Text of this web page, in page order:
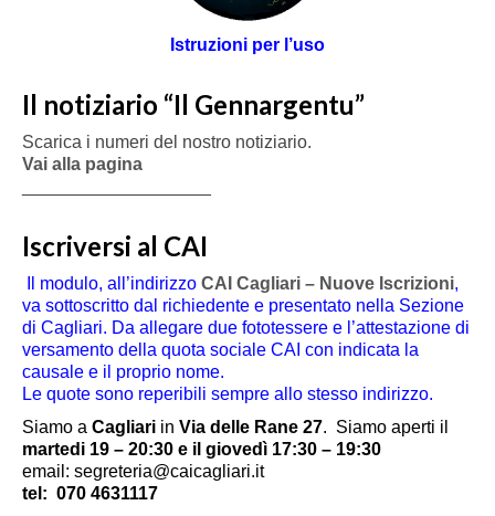
Istruzioni per l’uso
Il notiziario “Il Gennargentu”
Scarica i numeri del nostro notiziario.
Vai alla pagina
Iscriversi al CAI
Il modulo, all’indirizzo CAI Cagliari – Nuove Iscrizioni,
va sottoscritto dal richiedente e presentato nella Sezione
di Cagliari. Da allegare due fototessere e l’attestazione di
versamento della quota sociale CAI con indicata la
causale e il proprio nome.
Le quote sono reperibili sempre allo stesso indirizzo.
Siamo a Cagliari in Via delle Rane 27. Siamo aperti il
martedi 19 – 20:30 e il giovedì 17:30 – 19:30
email: segreteria@caicagliari.it
tel: 070 4631117